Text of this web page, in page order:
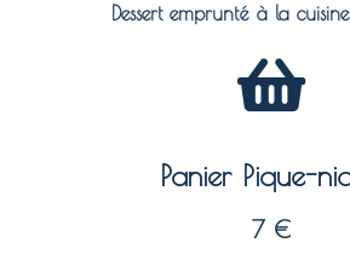
Dessert emprunté à la
Panier Pique-
7 €